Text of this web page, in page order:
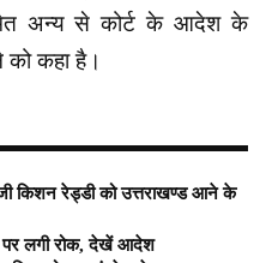
अन्य से कोर्ट के आदेश के
को कहा है।
किशन रेड्डी को उत्तराखण्ड आने के
पर लगी रोक, देखें आदेश